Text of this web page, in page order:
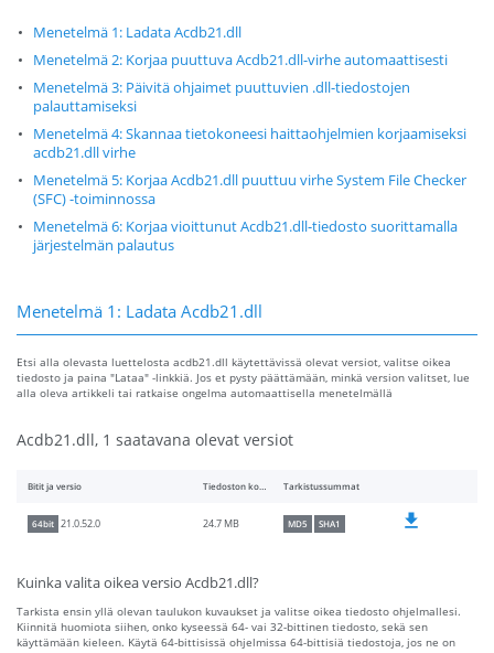
Menetelmä 1: Ladata Acdb21.dll
Menetelmä 2: Korjaa puuttuva Acdb21.dll-virhe automaattisesti
Menetelmä 3: Päivitä ohjaimet puuttuvien .dll-tiedostojen
palauttamiseksi
Menetelmä 4: Skannaa tietokoneesi haittaohjelmien korjaamiseksi
acdb21.dll virhe
Menetelmä 5: Korjaa Acdb21.dll puuttuu virhe System File Checker
(SFC) -toiminnossa
Menetelmä 6: Korjaa vioittunut Acdb21.dll-tiedosto suorittamalla
järjestelmän palautus
Menetelmä 1: Ladata Acdb21.dll
Etsi alla olevasta luettelosta acdb21.dll käytettävissä olevat versiot, valitse oikea
tiedosto ja paina "Lataa" -linkkiä. Jos et pysty päättämään, minkä version valitset, lue
alla oleva artikkeli tai ratkaise ongelma automaattisella menetelmällä
Acdb21.dll, 1 saatavana olevat versiot
Bitit ja versio Tiedoston koko Tarkistussummat
64bit 21.0.52.0 24.7 MB MD5 SHA1
Kuinka valita oikea versio Acdb21.dll?
Tarkista ensin yllä olevan taulukon kuvaukset ja valitse oikea tiedosto ohjelmallesi.
Kiinnitä huomiota siihen, onko kyseessä 64- vai 32-bittinen tiedosto, sekä sen
käyttämään kieleen. Käytä 64-bittisissä ohjelmissa 64-bittisiä tiedostoja, jos ne on